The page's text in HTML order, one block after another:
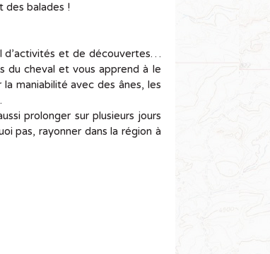
des balades !
d’activités et de découvertes…
du cheval et vous apprend à le
maniabilité avec des ânes, les
prolonger sur plusieurs jours
pas, rayonner dans la région à